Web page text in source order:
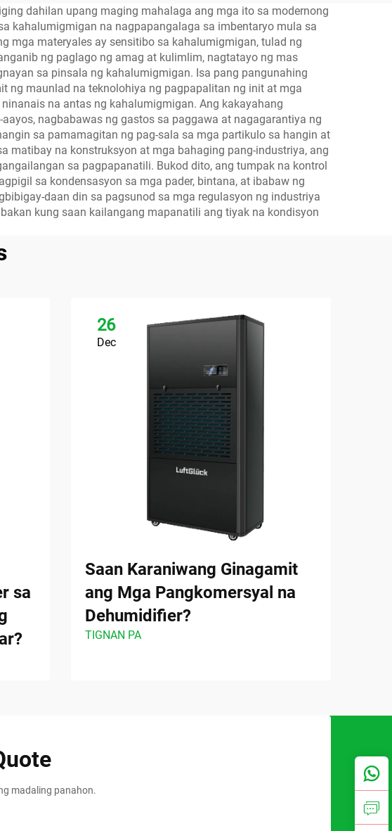
dahilan upang maging mahalaga ang mga ito sa modernong
kahalumigmigan na nagpapangalaga sa imbentaryo mula sa
mga materyales ay sensitibo sa kahalumigmigan, tulad ng
ng paglago ng amag at kulimlim, nagtatayo ng mas
sa pinsala ng kahalumigmigan. Isa pang pangunahing
ng maunlad na teknolohiya ng pagpapalitan ng init at mga
na antas ng kahalumigmigan. Ang kakayahang
nagbabawas ng gastos sa paggawa at nagagarantiya ng
sa pamamagitan ng pag-sala sa mga partikulo sa hangin at
matibay na konstruksyon at mga bahaging pang-industriya, ang
sa pagpapanatili. Bukod dito, ang tumpak na kontrol
sa kondensasyon sa mga pader, bintana, at ibabaw ng
daan din sa pagsunod sa mga regulasyon ng industriya
kung saan kailangang mapanatili ang tiyak na kondisyon
sa
26
Dec
Saan Karaniwang Ginagamit
ang Mga Pangkomersyal na
Dehumidifier?
TIGNAN PA
madaling panahon.